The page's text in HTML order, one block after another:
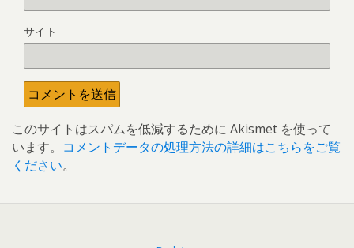
サイト
このサイトはスパムを低減するために Akismet を使って
います。 コメントデータの処理方法の詳細はこちらをご覧
ください。